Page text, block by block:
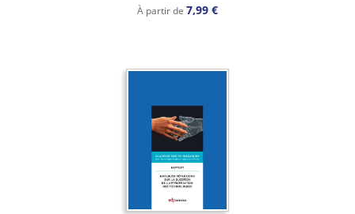
À partir de 7,99 €